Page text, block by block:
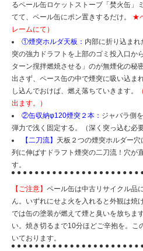
るペール缶ロケットストーブ「焚火缶」
てて、ペール缶にポン置きするだけ。 ★
レームにて）
①煙突ホルダ天板： 内部に折り込ま
突の強力ドラフトを上部のゴミ投入口か
ターン撹拌燃焼させる」のが無煙化の秘
出さず、ペース缶の中で煙突に吸い込ま
し込んでおけば、燃え落ちていきます。
出ます。）
②缶収納φ120煙突２本： ジャバラ側
弾力で浅く固定する。（深く突っ込む必要
【二刀流】 天板２つの煙突ホルダー
列に伸ばすドラフト煙突の二刀流！穴が
す。
【ご注意】 ペール缶は中古リサイクル品
ん。いずれにせよ火を入れると外観は焼
では缶の塗装が燃えて煙と臭いを放ちま
い。焼き切るまで10分ほどご辛抱を。こ
いております。